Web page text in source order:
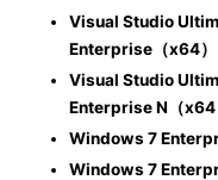
Visual Studio
Enterprise（x64）
Visual Studio
Enterprise N（x64
Windows 7
Windows 7